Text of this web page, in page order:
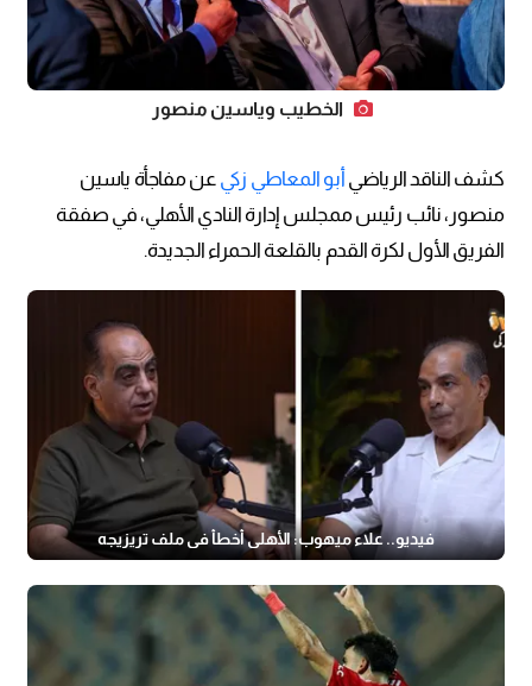
الخطيب وياسين منصور
كشف الناقد الرياضيأبو المعاطي زكي عن مفاجأة ياسين
منصور، نائب رئيس ممجلس إدارة النادي الأهلي، في صفقة
الفريق الأول لكرة القدم بالقلعة الحمراء الجديدة.
فيديو.. علاء ميهوب: الأهلي أخطأ في ملف تريزيجه